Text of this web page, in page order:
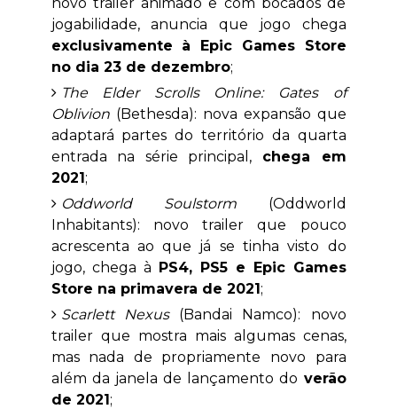
jogabilidade, anuncia que jogo chega
exclusivamente à Epic Games Store
no dia 23 de dezembro;
The Elder Scrolls Online: Gates of
Oblivion(Bethesda): nova expansão que
adaptará partes do território da quarta
entrada na série principal, chega em
2021 ;
Oddworld Soulstorm(Oddworld
Inhabitants): novo trailer que pouco
acrescenta ao que já se tinha visto do
jogo, chega à
PS4, PS5 e Epic Games
Store na primavera de 2021 ;
Scarlett Nexus(Bandai Namco): novo
trailer que mostra mais algumas cenas,
mas nada de propriamente novo para
além da janela de lançamento do verão
de 2021 ;